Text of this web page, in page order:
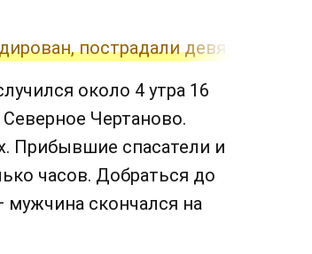
пострадали девять человек
около 4 утра 16
Чертаново.
Прибывшие спасатели и
часов. Добраться до
мужчина скончался на